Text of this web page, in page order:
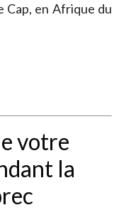
Cap, en Afrique du
votre
la